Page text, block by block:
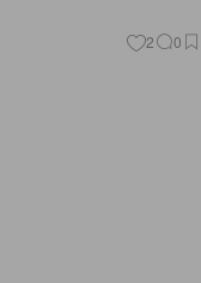
2 0